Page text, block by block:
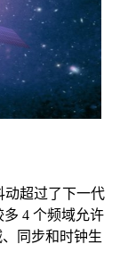
动超过了下一代
多 4 个频域允许
同步和时钟生